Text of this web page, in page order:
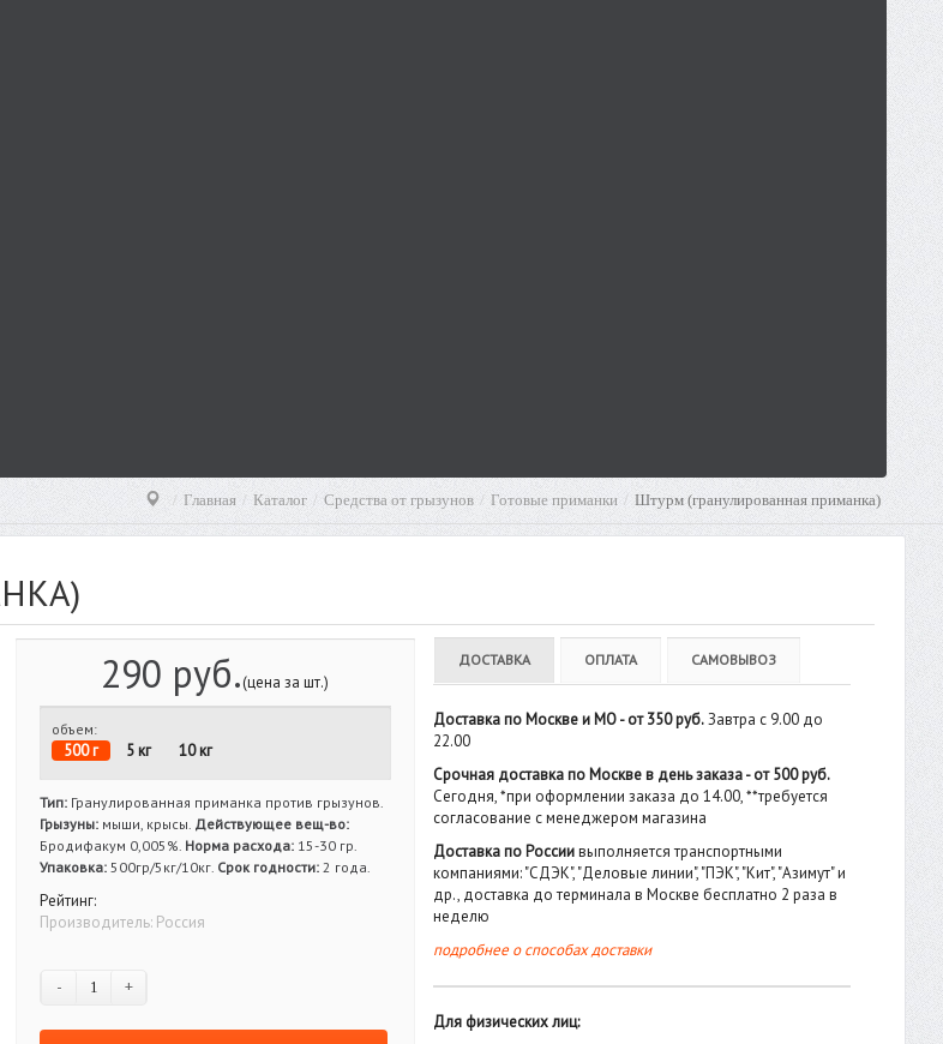
Главная Каталог Средства от грызунов Готовые приманки Штурм (гранулированная приманка)
290 руб.(цена за шт.)
объем:
500 г 5 кг 10 кг
Тип: Гранулированная приманка против грызунов.
Грызуны: мыши, крысы. Действующее вещ-во:
Бродифакум 0,005%. Норма расхода: 15-30 гр.
Упаковка: 500гр/5кг/10кг. Срок годности: 2 года.
Рейтинг:
Производитель: Россия
- +
ДОСТАВКА ОПЛАТА САМОВЫВОЗ
Доставка по Москве и МО - от 350 руб.Завтра с 9.00 до
22.00
Срочная доставка по Москве в день заказа - от 500 руб.
Сегодня, *при оформлении заказа до 14.00, **требуется
согласование с менеджером магазина
Доставка по Россиивыполняется транспортными
компаниями: "СДЭК", "Деловые линии", "ПЭК", "Кит", "Азимут" и
др., доставка до терминала в Москве бесплатно 2 раза в
неделю
подробнее о способах доставки
Для физических лиц: